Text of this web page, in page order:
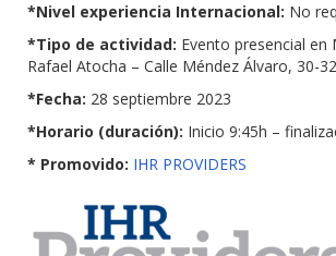
*Nivel experiencia Internacional: No
*Tipo de actividad: Evento presencial en
Rafael Atocha – Calle Méndez Álvaro, 30-
*Fecha: 28 septiembre 2023
*Horario (duración): Inicio 9:45h –
* Promovido: IHR PROVIDERS